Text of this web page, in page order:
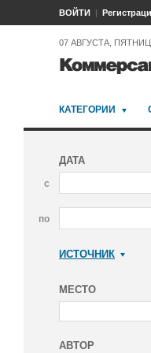
ВОЙТИ
07 АВГУСТА,
КАТЕГОРИИ
ДАТА
с
по
ИСТОЧНИК
МЕСТО
АВТОР